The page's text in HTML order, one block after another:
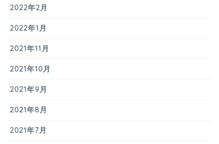
2022年2月
2022年1月
2021年11月
2021年10月
2021年9月
2021年8月
2021年7月